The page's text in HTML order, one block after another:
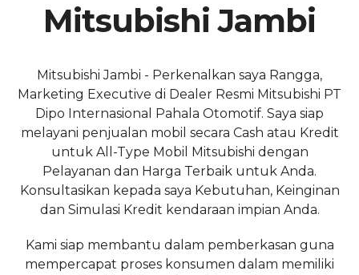
Mitsubishi Jambi
Mitsubishi Jambi - Perkenalkan saya Rangga,
Marketing Executive di Dealer Resmi Mitsubishi PT
Dipo Internasional Pahala Otomotif. Saya siap
melayani penjualan mobil secara Cash atau Kredit
untuk All-Type Mobil Mitsubishi dengan
Pelayanan dan Harga Terbaik untuk Anda.
Konsultasikan kepada saya Kebutuhan, Keinginan
dan Simulasi Kredit kendaraan impian Anda.
Kami siap membantu dalam pemberkasan guna
mempercapat proses konsumen dalam memiliki